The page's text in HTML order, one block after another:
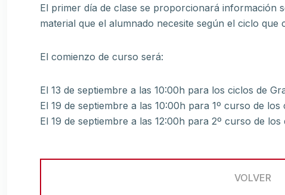
El primer día de clase se proporcionará información
material que el alumnado necesite según el ciclo que
El comienzo de curso será:
El 13 de septiembre a las 10:00h para los ciclos de
El 19 de septiembre a las 10:00h para 1º curso de
El 19 de septiembre a las 12:00h para 2º curso de
VOLVER